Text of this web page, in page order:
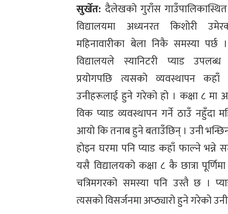
सुर्खेत:दैलेखको गुराँस
विद्यालयमा अध्यनरत किशोरी
महिनावारीका बेला निकै समस्या पर्छ ।
विद्यालयले स्यानिटरी प्याड
प्रयोगपछि त्यसको व्यवस्थापन कहाँ
उनीहरूलाई हुने गरेको हो । कक्षा ८ मा
विक प्याड व्यवस्थापन गर्ने ठाउँ नहुँदा
आयो कि तनाब हुने बताउँछिन् । उनी भन्छिन्,
होइन घरमा पनि प्याड कहाँ फाल्ने भन्ने
यसै विद्यालयको कक्षा ८ कै छात्रा
चत्रिमगरको समस्या पनि उस्तै छ ।
त्यसको विसर्जनमा अप्ठ्यारो हुने गरेको